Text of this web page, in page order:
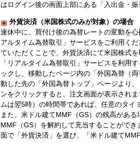
はログイン後の画面上部にある「入出金・
外貨決済（米国株式のみが対象）の場合
連休中に、買付け後の為替レートの変動を
アルタイム為替取引」サービスをご利用く
ていただくことで、外貨決済にて米国株式
「リアルタイム為替取引」サービスを利用
ックし、移動したページ内の「外国為替（
動した先の「外国為替トップ」ページより
ンをクリックすると、注文画面が表示され
ムは翌5時）の時間帯であれば、任意のタ
また、米ドル建てMMF（GS）の残高があ
MMF（GS）を解約して充当することがで
面で「外貨決済」を選び、「米ドル建て